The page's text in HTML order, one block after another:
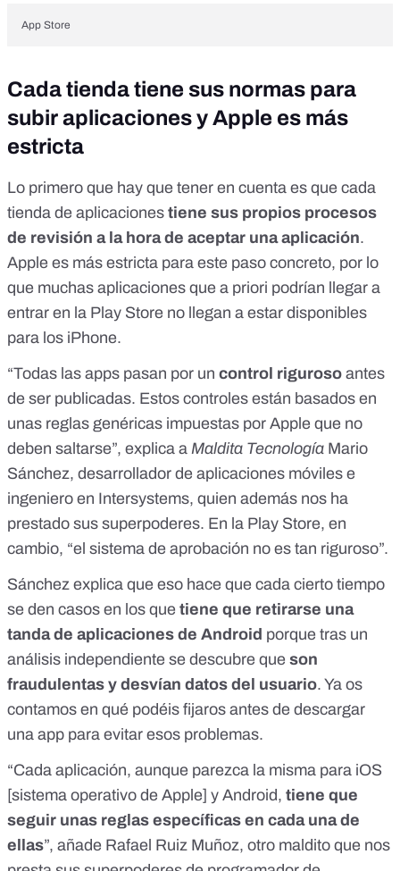
App Store
Cada tienda tiene sus normas para
subir aplicaciones y Apple es más
estricta
Lo primero que hay que tener en cuenta es que cada
tienda de aplicaciones tiene sus propios procesos
de revisión a la hora de aceptar una aplicación.
Apple es más estricta para este paso concreto, por lo
que muchas aplicaciones que a priori podrían llegar a
entrar en la Play Store no llegan a estar disponibles
para los iPhone.
“Todas las apps pasan por un control riguroso antes
de ser publicadas. Estos controles están basados en
unas reglas genéricas impuestas por Apple que no
deben saltarse”, explica a Maldita Tecnología Mario
Sánchez, desarrollador de aplicaciones móviles e
ingeniero en Intersystems, quien además nos ha
prestado sus superpoderes. En la Play Store, en
cambio, “el sistema de aprobación no es tan riguroso”.
Sánchez explica que eso hace que cada cierto tiempo
se den casos en los que tiene que retirarse una
tanda de aplicaciones de Android porque tras un
análisis independiente se descubre que son
fraudulentas y desvían datos del usuario. Ya os
contamos en qué podéis fijaros antes de descargar
una app para evitar esos problemas.
“Cada aplicación, aunque parezca la misma para iOS
[sistema operativo de Apple] y Android, tiene que
seguir unas reglas específicas en cada una de
ellas”, añade Rafael Ruiz Muñoz, otro maldito que nos